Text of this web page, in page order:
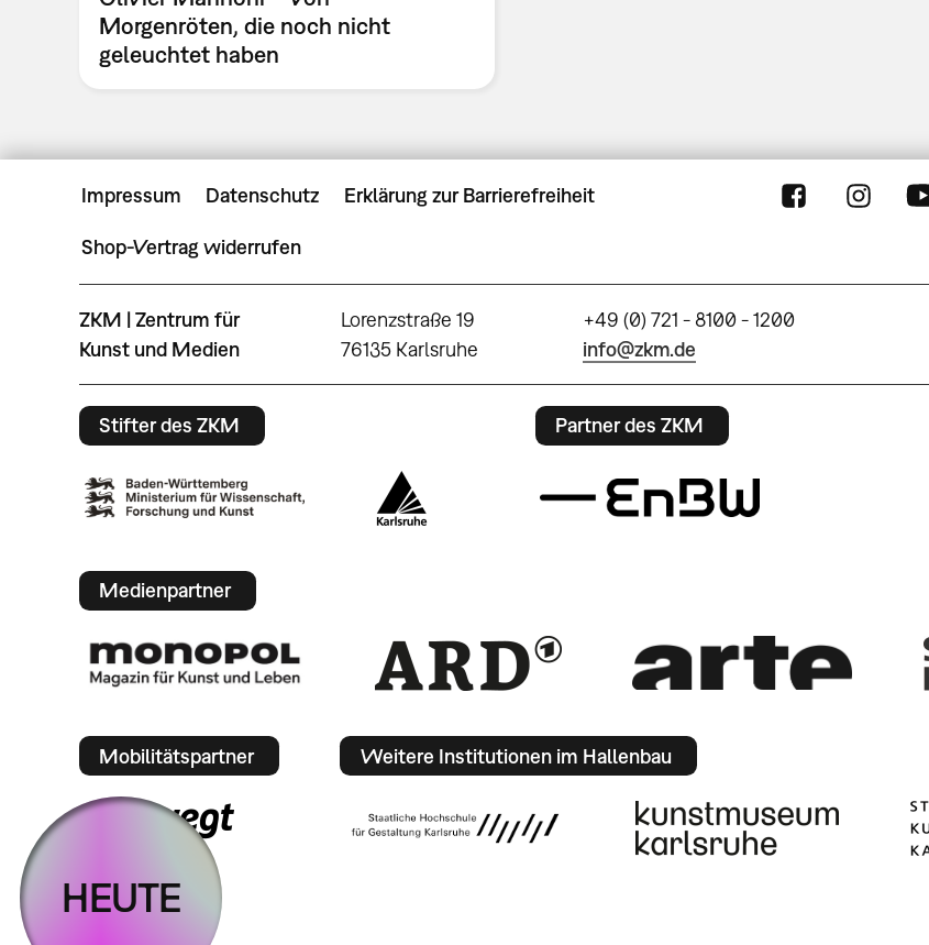
Morgenröten, die noch nicht
geleuchtet haben
Impressum Datenschutz Erklärung zur Barrierefreiheit
Shop-Vertrag widerrufen
ZKM | Zentrum für
Kunst und Medien
Lorenzstraße 19
76135 Karlsruhe
+49 (0) 721 - 8100 - 1200
info@zkm.de
Stifter des ZKM Partner des ZKM
Medienpartner
Mobilitätspartner Weitere Institutionen im Hallenbau
HEUTE